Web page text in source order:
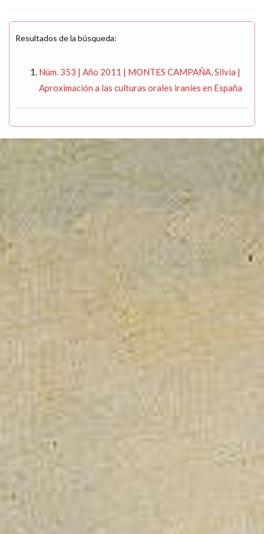
Resultados de la búsqueda:
Núm. 353 | Año 2011 | MONTES CAMPAÑA, Silvia |
Aproximación a las culturas orales iraníes en España